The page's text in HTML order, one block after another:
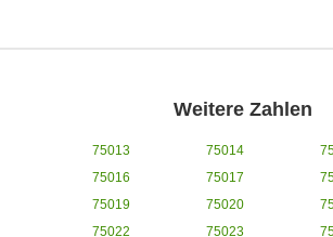
Weitere Zahlen
75013 75014
75016
75017
75019
75020
75022
75023